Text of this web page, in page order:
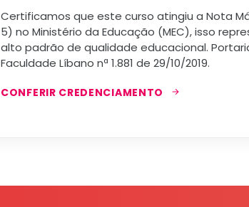
Certificamos que este curso atingiu a Nota
5) no Ministério da Educação (MEC), isso
alto padrão de qualidade educacional.
Faculdade Líbano nª 1.881 de 29/10/2019.
CONFERIR CREDENCIAMENTO